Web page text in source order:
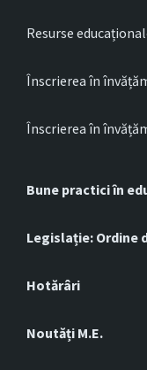
Resurse
Înscrierea în
Înscrierea în
Bune practici în
Legislație: Ordine
Hotărâri
Noutăți M.E.